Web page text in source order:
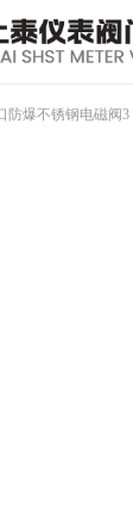
防爆不锈钢电磁阀3